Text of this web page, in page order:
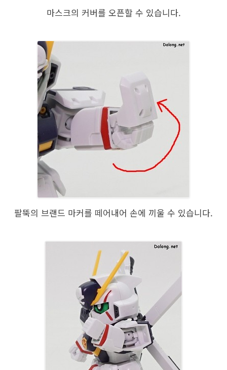
마스크의 커버를 오픈할 수 있습니다.
팔뚝의 브랜드 마커를 떼어내어 손에 끼울 수 있습니다.